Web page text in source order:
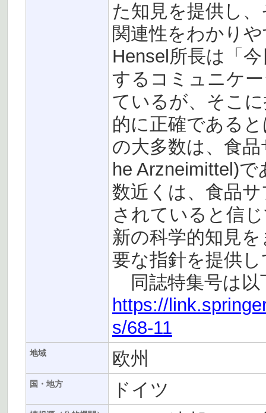
た知見を提供し
関連性をわかり
Hensel所長は「
するコミュニケ
ているが、そこ
的に正確である
の大多数は、食
he Arzneimittel)
数近くは、食品
されていると信
新の科学的知見
要な指針を提供
同誌特集号は以
https://
s/68-11
地域 欧州
国・地方 ドイツ